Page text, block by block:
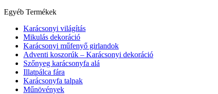
Egyéb Termékek
Karácsonyi világítás
Mikulás dekoráció
Karácsonyi műfenyő girlandok
Adventi koszorúk – Karácsonyi dekoráció
Szőnyeg karácsonyfa alá
Illatpálca fára
Karácsonyfa talpak
Műnövények